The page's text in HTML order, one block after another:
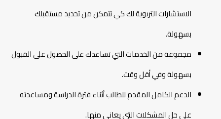
الاستشارات التربوية لك كي تتمكن من تحديد مستقبلك
بسهولة.
مجموعة من الخدمات التي تساعدك على الحصول على القبول
بسهولة وفي أقل وقت.
الدعم الكامل المقدم للطالب أثناء فترة الدراسة ومساعدته
على حل المشكلات التي يعاني منها.